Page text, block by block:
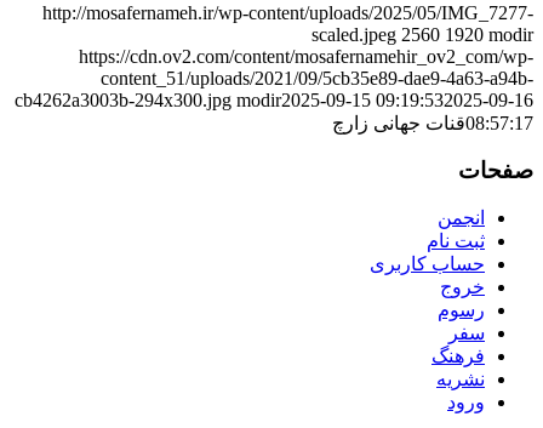
http://mosafernameh.ir/wp-content/uploads/2025/05/IMG_7277-
scaled.jpeg 2560 1920 modir
https://cdn.ov2.com/content/mosafernamehir_ov2_com/wp-
content_51/uploads/2021/09/5cb35e89-dae9-4a63-a94b-
cb4262a3003b-294x300.jpg modir2025-09-15 09:19:532025-09-16
08:57:17قنات جهانی زارچ
صفحات
انجمن
ثبت نام
حساب کاربری
خروج
رسوم
سفر
فرهنگ
نشریه
ورود